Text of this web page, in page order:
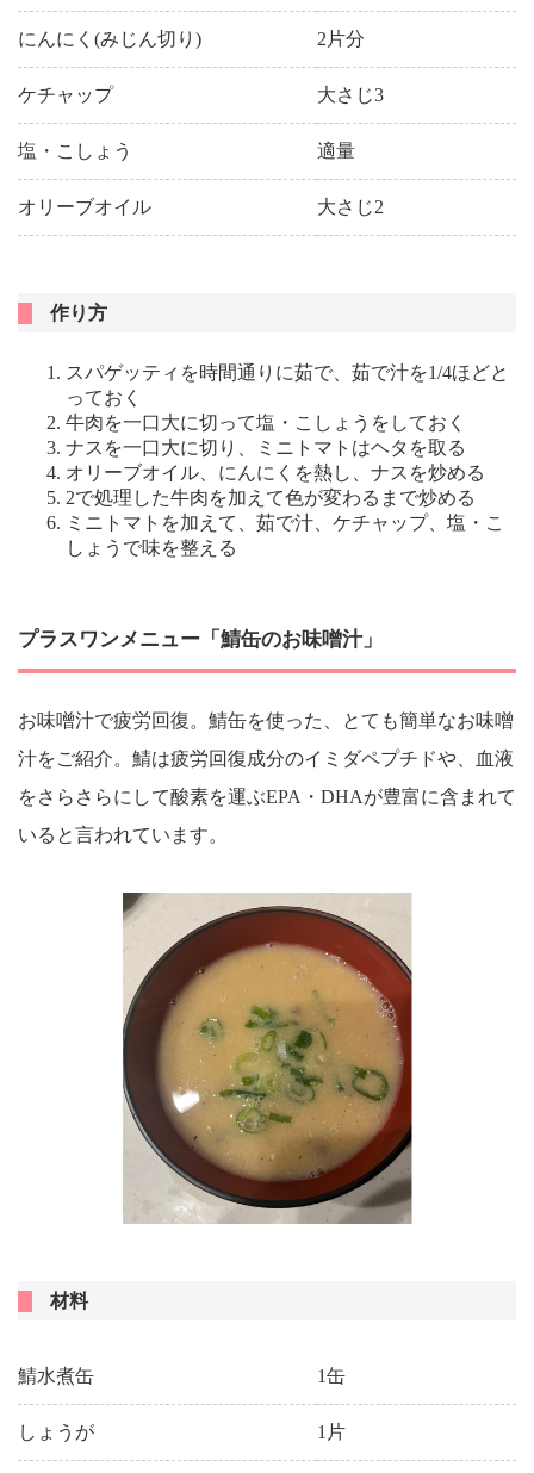
にんにく(みじん切り) 2片分
ケチャップ 大さじ3
塩・こしょう 適量
オリーブオイル 大さじ2
作り方
スパゲッティを時間通りに茹で、茹で汁を1/4ほどと
っておく
牛肉を一口大に切って塩・こしょうをしておく
ナスを一口大に切り、ミニトマトはヘタを取る
オリーブオイル、にんにくを熱し、ナスを炒める
2で処理した牛肉を加えて色が変わるまで炒める
ミニトマトを加えて、茹で汁、ケチャップ、塩・こ
しょうで味を整える
プラスワンメニュー「鯖缶のお味噌汁」
お味噌汁で疲労回復。鯖缶を使った、とても簡単なお味噌
汁をご紹介。鯖は疲労回復成分のイミダペプチドや、血液
をさらさらにして酸素を運ぶEPA・DHAが豊富に含まれて
いると言われています。
材料
鯖水煮缶 1缶
しょうが 1片